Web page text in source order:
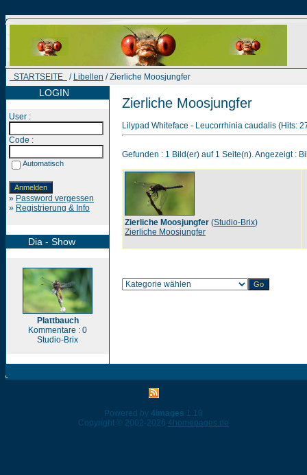
STARTSEITE / Libellen / Zierliche Moosjungfer
LOGIN
User :
Code :
Automatisch
» Password vergessen
» Registrierung & Info
Dia - Show
Plattbauch
Kommentare : 0
Studio-Brix
Zierliche Moosjungfer
Lilypad Whiteface - Leucorrhinia caudalis (Hits:
Gefunden : 1 Bild(er) auf 1 Seite(n). Angezeigt :
Zierliche Moosjungfer (Studio-Brix)
Zierliche Moosjungfer
Powered by 4images 1.10
Copyright © 2002-2026 4homepages.de